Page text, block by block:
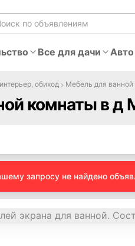
Все для дачи
обиход Мебель для
комнаты в д
запросу не найдено